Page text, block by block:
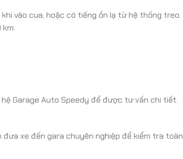
vào cua, hoặc có tiếng ồn lạ từ hệ thống treo.
Garage Auto Speedy để được tư vấn chi tiết.
xe đến gara chuyên nghiệp để kiểm tra toàn